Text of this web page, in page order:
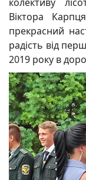
Віктора
прекрасний
радість від
2019 року в